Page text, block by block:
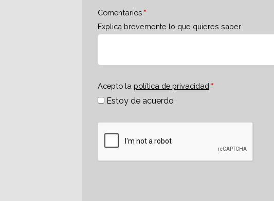
Comentarios
Explica brevemente lo que quieres saber
Acepto la política de privacidad
Estoy de acuerdo